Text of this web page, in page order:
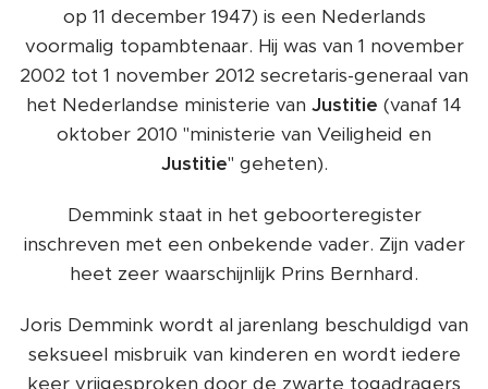
op 11 december 1947) is een Nederlands
voormalig topambtenaar. Hij was van 1 november
2002 tot 1 november 2012 secretaris-generaal van
het Nederlandse ministerie van Justitie (vanaf 14
oktober 2010 "ministerie van Veiligheid en
Justitie" geheten).
Demmink staat in het geboorteregister
inschreven met een onbekende vader. Zijn vader
heet zeer waarschijnlijk Prins Bernhard.
Joris Demmink wordt al jarenlang beschuldigd van
seksueel misbruik van kinderen en wordt iedere
keer vrijgesproken door de zwarte togadragers